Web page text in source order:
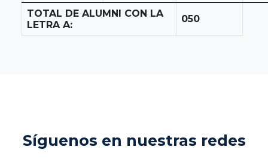
TOTAL DE ALUMNI CON LA
LETRA A:
050
Síguenos en nuestras redes